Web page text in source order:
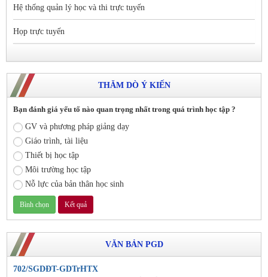
Hệ thống quản lý học và thi trực tuyến
Họp trực tuyến
THĂM DÒ Ý KIẾN
Bạn đánh giá yếu tố nào quan trọng nhất trong quá trình học tập ?
GV và phương pháp giảng dạy
Giáo trình, tài liệu
Thiết bị học tập
Môi trường học tập
Nỗ lực của bản thân học sinh
VĂN BẢN PGD
702/SGDĐT-GDTrHTX